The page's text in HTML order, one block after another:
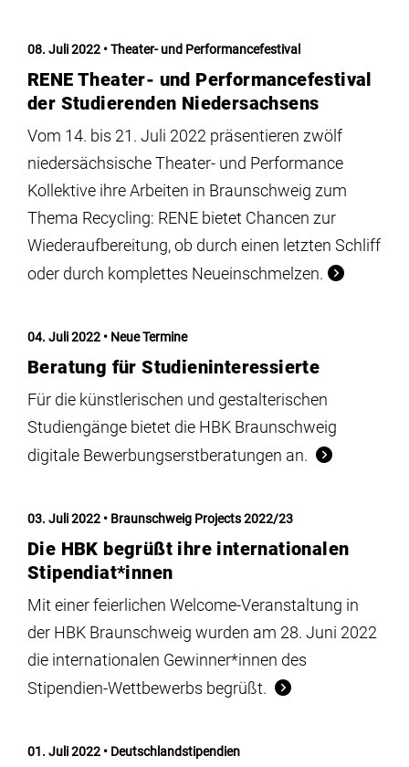
08. Juli 2022 Theater- und Performancefestival
RENE Theater- und Performancefestival
der Studierenden Niedersachsens
Vom 14. bis 21. Juli 2022 präsentieren zwölf
niedersächsische Theater- und Performance
Kollektive ihre Arbeiten in Braunschweig zum
Thema Recycling: RENE bietet Chancen zur
Wiederaufbereitung, ob durch einen letzten Schliff
oder durch komplettes Neueinschmelzen.
04. Juli 2022 Neue Termine
Beratung für Studieninteressierte
Für die künstlerischen und gestalterischen
Studiengänge bietet die HBK Braunschweig
digitale Bewerbungserstberatungen an.
03. Juli 2022 Braunschweig Projects 2022/23
Die HBK begrüßt ihre internationalen
Stipendiat*innen
Mit einer feierlichen Welcome-Veranstaltung in
der HBK Braunschweig wurden am 28. Juni 2022
die internationalen Gewinner*innen des
Stipendien-Wettbewerbs begrüßt.
01. Juli 2022 Deutschlandstipendien